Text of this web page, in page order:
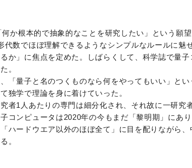
か根本的で抽象的なことを研究したい」という願
数でほぼ理解できるようなシンプルなルールに魅
か」に焦点を定めた。しばらくして、科学誌で量子
。
「量子と名のつくものなら何をやってもいい」とい
独学で理論を身に着けていった。
者1人あたりの専門は細分化され、それ故に一研究
コンピュータは2020年の今もまだ「黎明期」にあり
ハードウエア以外のほぼ全て」に目を配りながら、
。